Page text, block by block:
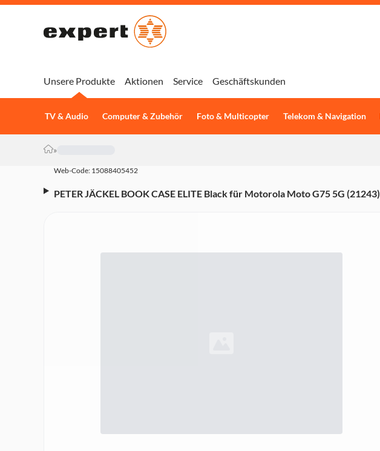
Unsere Produkte
TV & Audio Computer & Zubehör Foto & Multicopter Telekom & Navigation
Aktionen Service Geschäftskunden
»
Web-Code: 15088405452
PETER JÄCKEL BOOK CASE ELITE Black für Motorola Moto G75 5G (21243)